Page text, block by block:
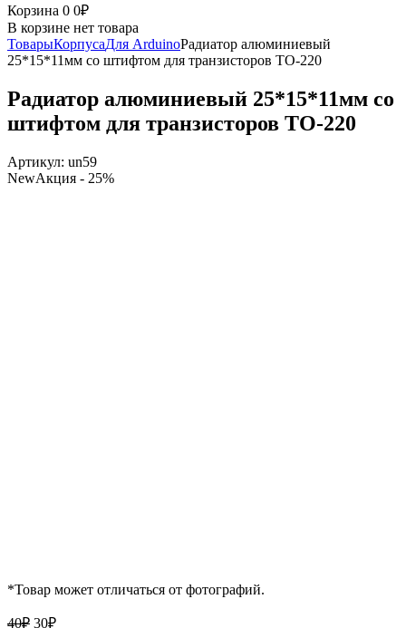
Корзина 0 0₽
В корзине нет товара
ТоварыКорпусаДля ArduinoРадиатор алюминиевый
25*15*11мм со штифтом для транзисторов TO-220
Радиатор алюминиевый 25*15*11мм со
штифтом для транзисторов TO-220
Артикул: un59
NewАкция - 25%
*Товар может отличаться от фотографий.
40₽ Первоначальная
30₽Текущая